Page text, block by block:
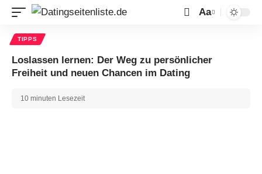
Aa
TIPPS
Loslassen lernen: Der Weg zu persönlicher
Freiheit und neuen Chancen im Dating
10 minuten Lesezeit